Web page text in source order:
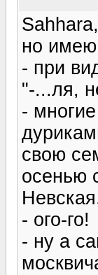
но имею
- при
"-...ля,
-
свою
осенью
- ого-го!
- ну а